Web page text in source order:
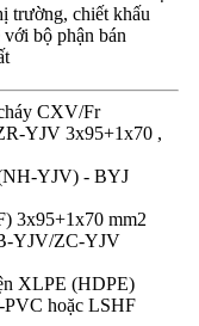
trường, chiết khấu
bộ phận bán
CXV/Fr
YJV 3x95+1x70 ,
YJV) - BYJ
3x95+1x70 mm2
YJV/ZC-YJV
XLPE (HDPE)
hoặc LSHF